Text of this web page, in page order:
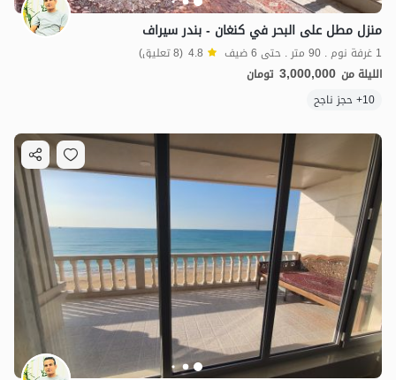
منزل مطل على البحر في كنغان - بندر سيراف
1 غرفة نوم . 90 متر . حتى 6 ضيف 4.8 (8 تعليق)
الليلة من 3,000,000 تومان
10+ حجز ناجح